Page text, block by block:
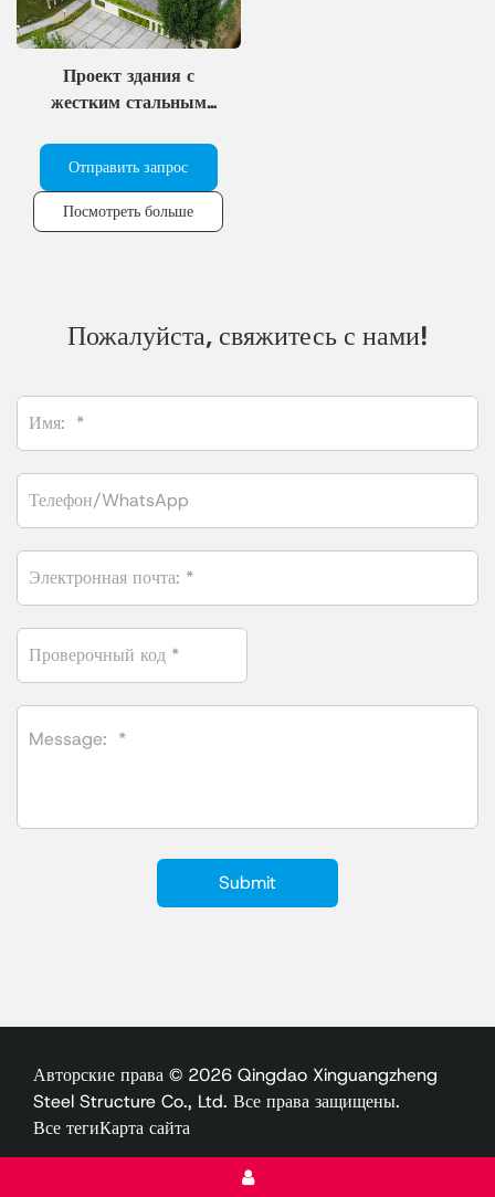
Проект здания с
жестким стальным
предназначенного для
культурных
учреждений.
Отправить запрос
Посмотреть больше
Пожалуйста, свяжитесь с нами!
Авторские права © 2026 Qingdao Xinguangzheng
Steel Structure Co., Ltd. Все права защищены.
Все тегиКарта сайта